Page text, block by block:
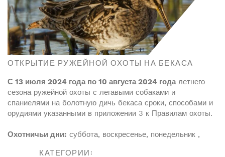
ОТКРЫТИЕ РУЖЕЙНОЙ ОХОТЫ НА БЕКАСА
С 13 июля 2024 года по 10 августа 2024 годалетнего
сезона ружейной охоты с легавыми собаками и
спаниелями на болотную дичь бекаса сроки, способами и
орудиями указанными в приложении 3 к Правилам охоты.
Охотничьи дни: суббота, воскресенье, понедельник ,
КАТЕГОРИИ: